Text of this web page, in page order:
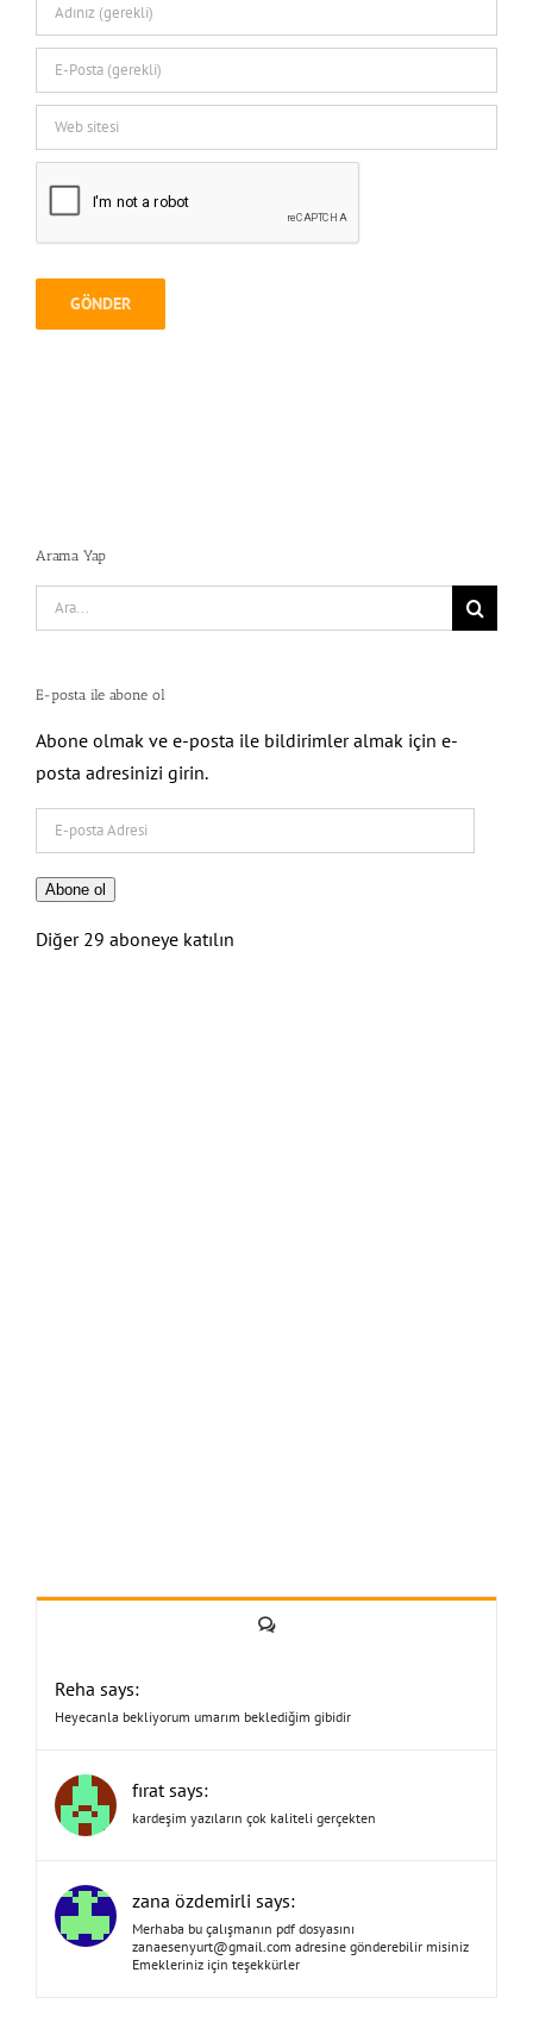
Arama Yap
Search
for:
E-posta ile abone ol
Abone olmak ve e-posta ile bildirimler almak için e-
posta adresinizi girin.
posta
Adresi
Abone ol
Diğer 29 aboneye katılın
Yorum
Reha says:
Heyecanla bekliyorum umarım beklediğim gibidir
fırat says:
kardeşim yazıların çok kaliteli gerçekten
zana özdemirli says:
Merhaba bu çalışmanın pdf dosyasını
zanaesenyurt@gmail.com adresine gönderebilir misiniz
Emekleriniz için teşekkürler